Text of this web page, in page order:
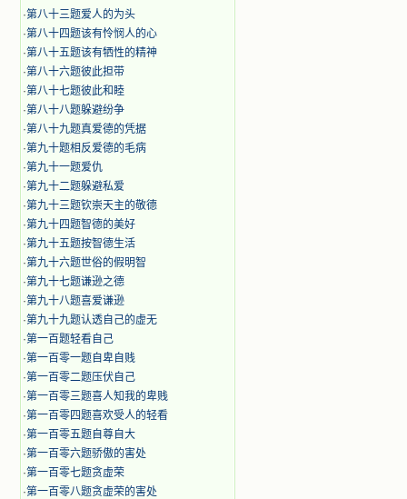
·第八十三题爱人的为头
·第八十四题该有怜悯人的心
·第八十五题该有牺性的精神
·第八十六题彼此担带
·第八十七题彼此和睦
·第八十八题躲避纷争
·第八十九题真爱德的凭据
·第九十题相反爱德的毛病
·第九十一题爱仇
·第九十二题躲避私爱
·第九十三题钦崇天主的敬德
·第九十四题智德的美好
·第九十五题按智德生活
·第九十六题世俗的假明智
·第九十七题谦逊之德
·第九十八题喜爱谦逊
·第九十九题认透自己的虚无
·第一百题轻看自己
·第一百零一题自卑自贱
·第一百零二题压伏自己
·第一百零三题喜人知我的卑贱
·第一百零四题喜欢受人的轻看
·第一百零五题自尊自大
·第一百零六题骄傲的害处
·第一百零七题贪虚荣
·第一百零八题贪虚荣的害处